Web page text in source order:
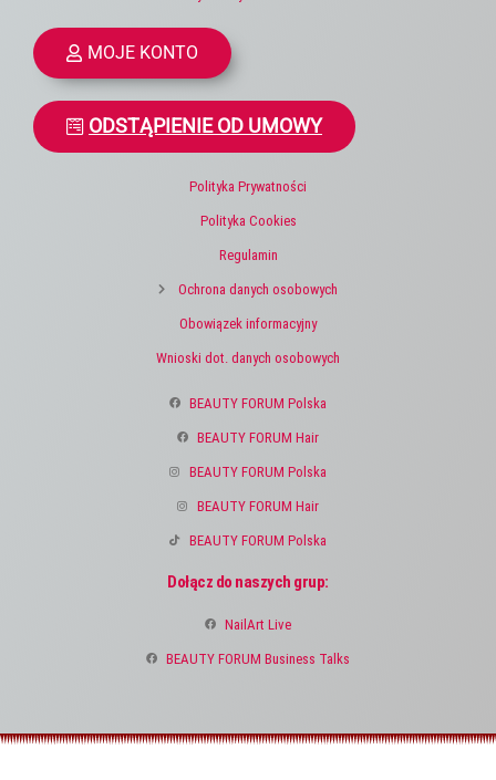
MOJE KONTO
ODSTĄPIENIE OD UMOWY
Polityka Prywatności
Polityka Cookies
Regulamin
Ochrona danych osobowych
Obowiązek informacyjny
Wnioski dot. danych osobowych
BEAUTY FORUM Polska
BEAUTY FORUM Hair
BEAUTY FORUM Polska
BEAUTY FORUM Hair
BEAUTY FORUM Polska
Dołącz do naszych grup:
NailArt Live
BEAUTY FORUM Business Talks